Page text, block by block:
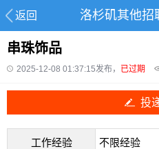
返回 洛杉矶其他招
串珠饰品
2025-12-08 01:37:15发布， 已过期
投
工作经验 不限经验